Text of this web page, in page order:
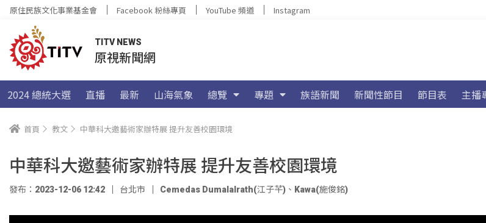
原住民族文化事業基金會 Facebook 粉絲專頁 YouTube 頻道 Instagram
TITV NEWS
原視新聞網
2024 總統大選 直播 最新 山海氣象 總覽 專題 族語新聞 新聞性節目 節目表 主播
首頁 教文 中華科大邀藝術家辦特展 提升友善校園環境
中華科大邀藝術家辦特展 提升友善校園環境
發布：2023-12-06 12:42 台北市 Cemedas Dumalalrath(江子芊) 、 Kawa(施俊銘)